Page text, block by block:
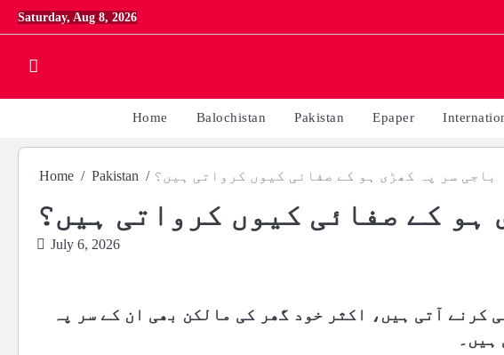
Skip
to
Saturday, Aug 8, 2026
Home Balochistan Pakistan Epaper
Home Pakistan باجی سر پہ کھڑی ہو کے صفائی کیوں کرواتی ہیں؟
ہو کے صفائی کیوں کرواتی ہیں؟
July 6, 2026
کرنے آتی ہیں، اکثر خود گھر کی مالکن بھی ان کے سر پہ
ہیں۔